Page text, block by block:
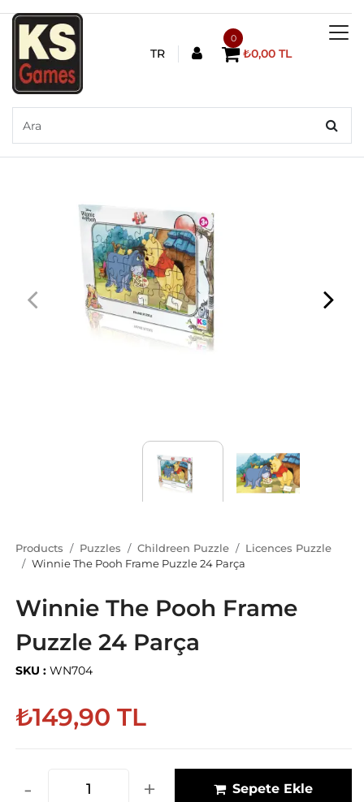
TR
0
₺0,00 TL
Products Puzzles Childreen Puzzle
Licences Puzzle
Winnie The Pooh Frame Puzzle 24 Parça
Winnie The Pooh Frame
Puzzle 24 Parça
SKU : WN704
₺149,90 TL
- + Sepete Ekle